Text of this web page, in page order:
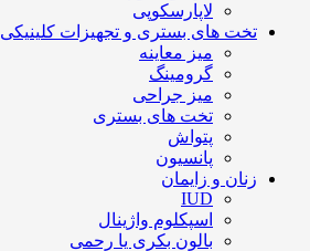
لاپارسکوپی
تخت های بستری و تجهیزات کلینیکی
میز معاینه
گرومینگ
میز جراحی
تخت های بستری
پتواش
پانسیون
زنان و زایمان
IUD
اسپکلوم واژینال
بالون بکری یا رحمی